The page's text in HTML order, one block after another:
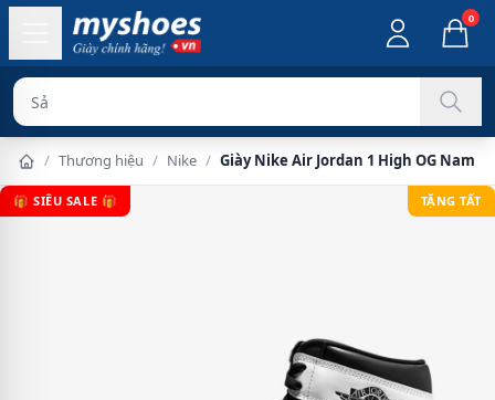
0
Sản phẩm chí
/ Thương hiệu / Nike / Giày Nike Air Jordan 1 High OG Nam -
🎁 SIÊU SALE 🎁 TẶNG TẤT